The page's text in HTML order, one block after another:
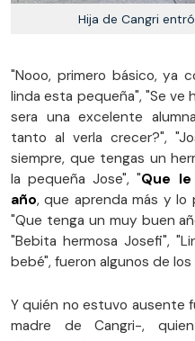
Hija de Cangri
"Nooo, primero básico, ya
linda esta pequeña", "Se ve
sera una excelente
tanto al verla crecer?",
siempre, que tengas un
la pequeña Jose", "Que
año, que aprenda más y lo
"Que tenga un muy buen
"Bebita hermosa Josefi",
bebé", fueron algunos de
Y quién no estuvo ausente
madre de Cangri-,